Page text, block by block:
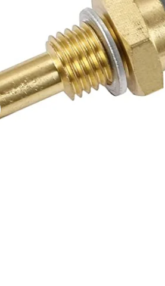
Click to enlarge